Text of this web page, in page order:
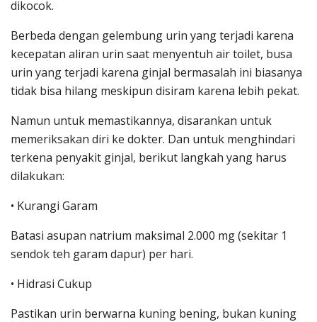
dikocok.
Berbeda dengan gelembung urin yang terjadi karena
kecepatan aliran urin saat menyentuh air toilet, busa
urin yang terjadi karena ginjal bermasalah ini biasanya
tidak bisa hilang meskipun disiram karena lebih pekat.
Namun untuk memastikannya, disarankan untuk
memeriksakan diri ke dokter. Dan untuk menghindari
terkena penyakit ginjal, berikut langkah yang harus
dilakukan:
• Kurangi Garam
Batasi asupan natrium maksimal 2.000 mg (sekitar 1
sendok teh garam dapur) per hari.
• Hidrasi Cukup
Pastikan urin berwarna kuning bening, bukan kuning